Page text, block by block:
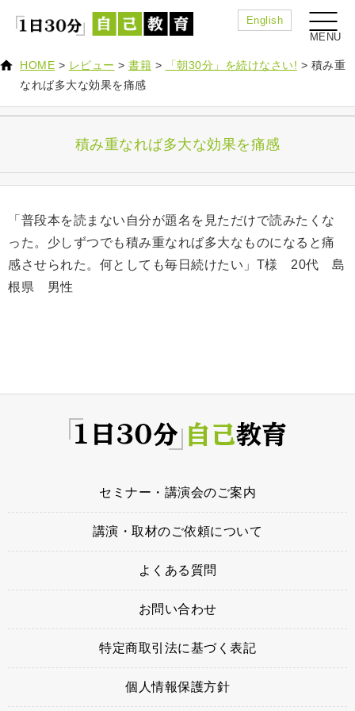
English
HOME > レビュー > 書籍 > 「朝30分」を続けなさい! > 積み重
なれば多大な効果を痛感
積み重なれば多大な効果を痛感
「普段本を読まない自分が題名を見ただけで読みたくな
った。少しずつでも積み重なれば多大なものになると痛
感させられた。何としても毎日続けたい」T様 20代 島
根県 男性
セミナー・講演会のご案内
講演・取材のご依頼について
よくある質問
お問い合わせ
特定商取引法に基づく表記
個人情報保護方針